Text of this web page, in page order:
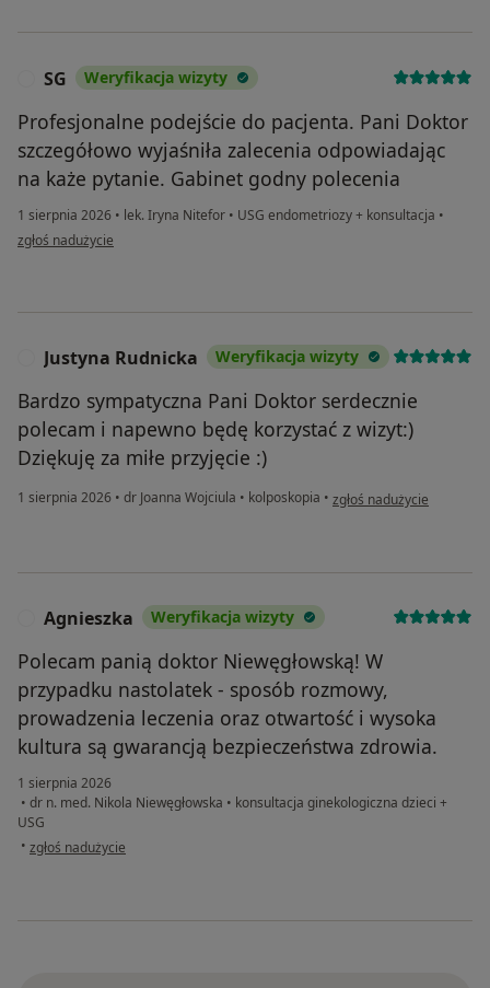
SG Weryfikacja wizyty
Profesjonalne podejście do pacjenta. Pani Doktor
szczegółowo wyjaśniła zalecenia odpowiadając
na każe pytanie. Gabinet godny polecenia
1 sierpnia 2026 • lek. Iryna Nitefor • USG endometriozy + konsultacja •
w opinii użytkownika SG
zgłoś nadużycie
Justyna Rudnicka Weryfikacja wizyty
Bardzo sympatyczna Pani Doktor serdecznie
polecam i napewno będę korzystać z wizyt:)
Dziękuję za miłe przyjęcie :)
1 sierpnia 2026 • dr Joanna Wojciula • kolposkopia • w opinii użytkownika
zgłoś nadużycie
Agnieszka Weryfikacja wizyty
Polecam panią doktor Niewęgłowską! W
przypadku nastolatek - sposób rozmowy,
prowadzenia leczenia oraz otwartość i wysoka
kultura są gwarancją bezpieczeństwa zdrowia.
1 sierpnia 2026
• dr n. med. Nikola Niewęgłowska • konsultacja ginekologiczna dzieci +
USG
• w opinii użytkownika Agnieszka
zgłoś nadużycie